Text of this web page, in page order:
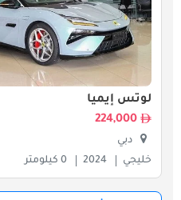
لوتس إيميا
224,000
دبي
خليجي
2024 0 كيلومتر